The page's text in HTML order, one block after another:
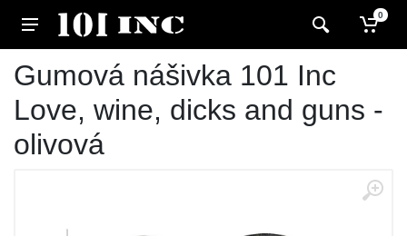
0
Gumová nášivka 101 Inc
Love, wine, dicks and guns -
olivová